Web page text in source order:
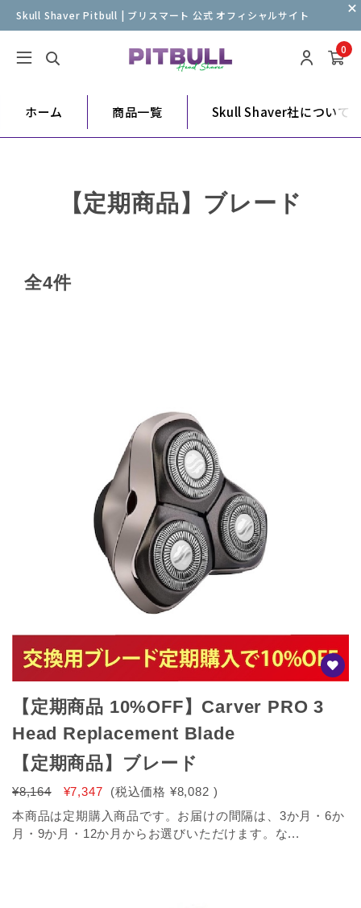
Skull Shaver Pitbull | ブリスマート 公式 オフィシャルサイト
0
ホーム 商品一覧 Skull Shaver社について
【定期商品】ブレード
全4件
【定期商品 10%OFF】Carver PRO 3
Head Replacement Blade
【定期商品】ブレード
¥8,164 ¥7,347 (税込価格 ¥8,082 )
本商品は定期購入商品です。お届けの間隔は、3か月・6か
月・9か月・12か月からお選びいただけます。な...